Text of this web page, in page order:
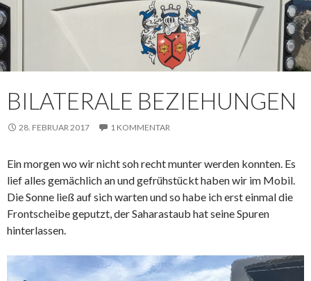
BILATERALE BEZIEHUNGEN
28. FEBRUAR 2017 1 KOMMENTAR
Ein morgen wo wir nicht soh recht munter werden konnten. Es
lief alles gemächlich an und gefrühstückt haben wir im Mobil.
Die Sonne ließ auf sich warten und so habe ich erst einmal die
Frontscheibe geputzt, der Saharastaub hat seine Spuren
hinterlassen.